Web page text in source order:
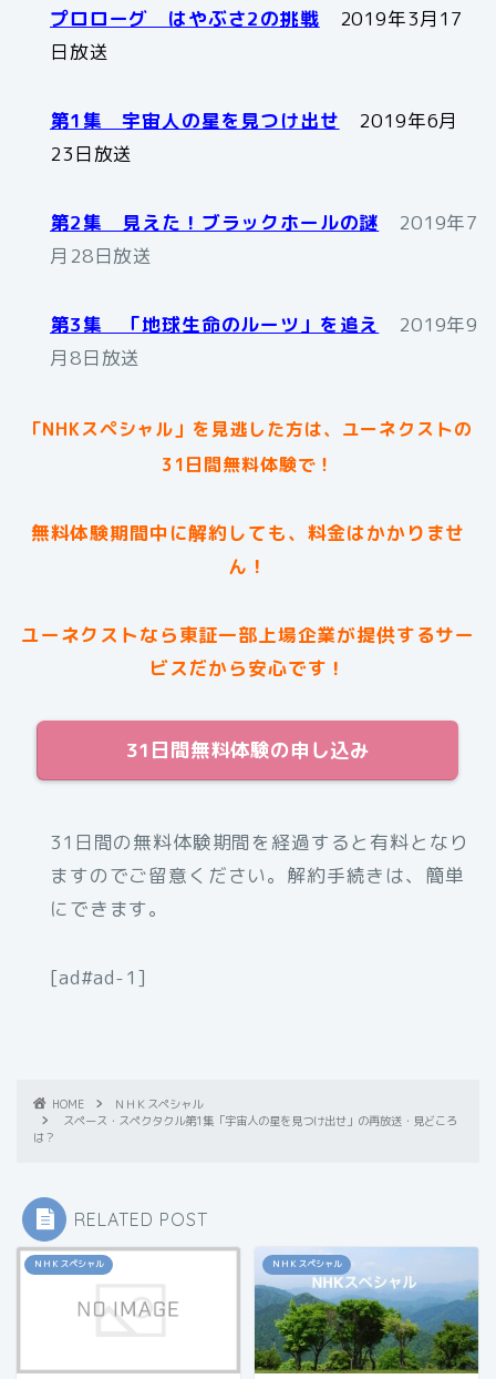
プロローグ はやぶさ2の挑戦 2019年3月17
日放送
第1集 宇宙人の星を見つけ出せ 2019年6月
23日放送
第2集 見えた！ブラックホールの謎 2019年7
月28日放送
第3集 「地球生命のルーツ」を追え 2019年9
月8日放送
「NHKスペシャル」を見逃した方は、ユーネクストの
31日間無料体験で！
無料体験期間中に解約しても、料金はかかりませ
ん！
ユーネクストなら東証一部上場企業が提供するサー
ビスだから安心です！
31日間無料体験の申し込み
31日間の無料体験期間を経過すると有料となり
ますのでご留意ください。解約手続きは、簡単
にできます。
[ad#ad-1]
HOME
ＮＨＫスペシャル
スペース・スペクタクル第1集「宇宙人の星を見つけ出せ」の再放送・見どころ
は？
RELATED POST
ＮＨＫスペシャル ＮＨＫスペシャル